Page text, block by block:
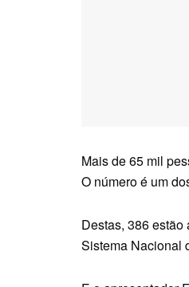
Mais de 65 mil
O número é um
Destas, 386
Sistema Nacional